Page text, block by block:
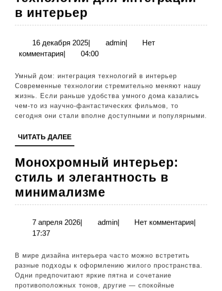
в интерьер
дом:
современные
технологии
для
интеграции
в
интерьер
16 декабря 202516
декабря
| adminadmin
|
Нет
комментария| 04:00
Умный дом: интеграция технологий в интерьер
Современные технологии стремительно меняют нашу
жизнь. Если раньше удобства умного дома казались
чем-то из научно-фантастических фильмов, то
сегодня они стали вполне доступными и популярными.
ЧИТАТЬ ДАЛЕЕЧИТАТЬ
ДАЛЕЕ
Монохромный интерьер:
стиль и элегантность в
минимализме
интерьер:
стиль
элегантность
в
минимализме
7 апреля 20267| adminadmin
| Нет комментария|
17:37
В мире дизайна интерьера часто можно встретить
разные подходы к оформлению жилого пространства.
Одни предпочитают яркие пятна и сочетание
противоположных тонов, другие — спокойные